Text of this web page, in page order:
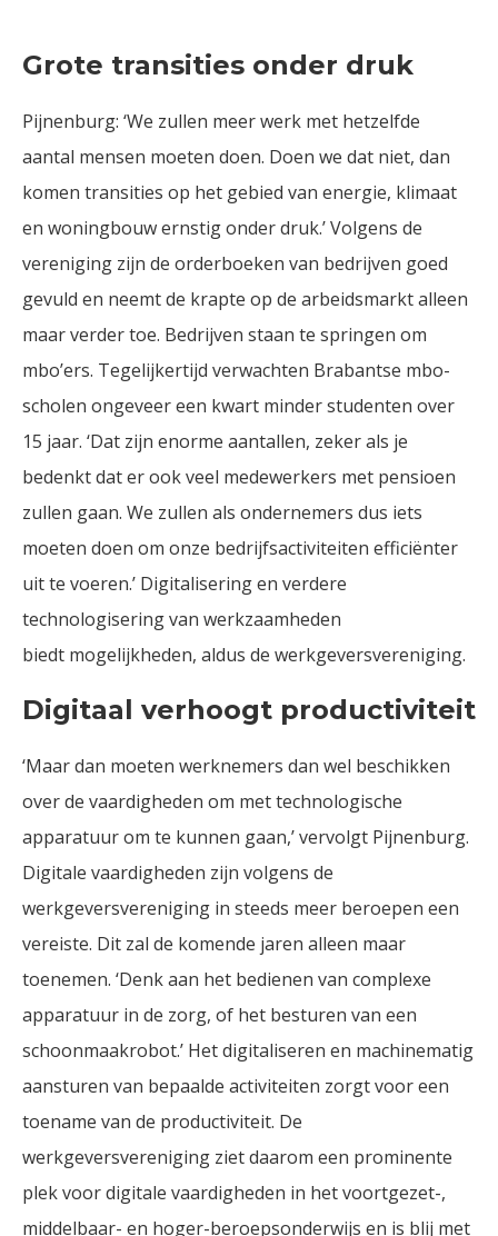
Grote transities onder druk
Pijnenburg: ‘We zullen meer werk met hetzelfde
aantal mensen moeten doen. Doen we dat niet, dan
komen transities op het gebied van energie, klimaat
en woningbouw ernstig onder druk.’ Volgens de
vereniging zijn de orderboeken van bedrijven goed
gevuld en neemt de krapte op de arbeidsmarkt alleen
maar verder toe. Bedrijven staan te springen om
mbo’ers. Tegelijkertijd verwachten Brabantse mbo-
scholen ongeveer een kwart minder studenten over
15 jaar. ‘Dat zijn enorme aantallen, zeker als je
bedenkt dat er ook veel medewerkers met pensioen
zullen gaan. We zullen als ondernemers dus iets
moeten doen om onze bedrijfsactiviteiten efficiënter
uit te voeren.’ Digitalisering en verdere
technologisering van werkzaamheden
biedt mogelijkheden, aldus de werkgeversvereniging.
Digitaal verhoogt productiviteit
‘Maar dan moeten werknemers dan wel beschikken
over de vaardigheden om met technologische
apparatuur om te kunnen gaan,’ vervolgt Pijnenburg.
Digitale vaardigheden zijn volgens de
werkgeversvereniging in steeds meer beroepen een
vereiste. Dit zal de komende jaren alleen maar
toenemen. ‘Denk aan het bedienen van complexe
apparatuur in de zorg, of het besturen van een
schoonmaakrobot.’ Het digitaliseren en machinematig
aansturen van bepaalde activiteiten zorgt voor een
toename van de productiviteit. De
werkgeversvereniging ziet daarom een prominente
plek voor digitale vaardigheden in het voortgezet-,
middelbaar- en hoger-beroepsonderwijs en is blij met